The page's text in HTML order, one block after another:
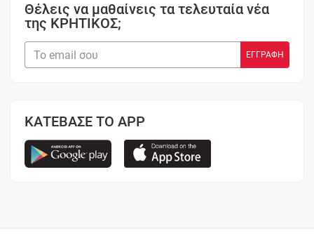
Θέλεις να μαθαίνεις τα τελευταία νέα
της ΚΡΗΤΙΚΟΣ;
ΚΑΤΕΒΑΣΕ ΤΟ APP